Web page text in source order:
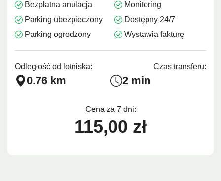
Bezpłatna anulacja
Parking ubezpieczony
Parking ogrodzony
Monitoring
Dostępny 24/7
Wystawia fakturę
Odległość od lotniska:
0.76 km
Czas transferu:
2 min
Cena za 7 dni:
115,00 zł